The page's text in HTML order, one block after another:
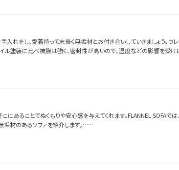
れをし、愛着持って末長く無垢材とお付き合いしていきましょう。ウ
ル塗装に比べ被膜は強く、密封性が高いので、湿度などの影響を受け
にあることでぬくもりや安心感を与えてくれます。FLANNEL SOFAで
垢材のあるソファを紹介します。……